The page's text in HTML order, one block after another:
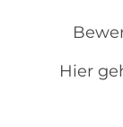
Hier